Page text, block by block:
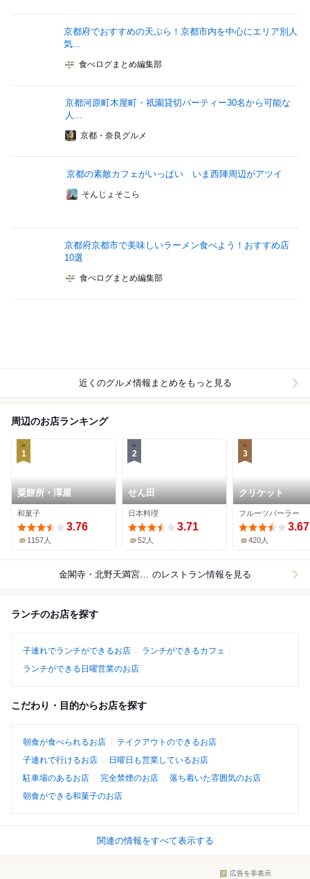
京都府でおすすめの天ぷら！京都市内を中心にエリア別人
気...
食べログまとめ編集部
京都河原町木屋町・祇園貸切パーティー30名から可能な
人...
京都・奈良グルメ
京都の素敵カフェがいっぱい いま西陣周辺がアツイ
そんじょそこら
京都府京都市で美味しいラーメン食べよう！おすすめ店
10選
食べログまとめ編集部
近くのグルメ情報まとめをもっと見る
周辺のお店ランキング
1
粟餅所・澤屋
和菓子
3.76
1157人
2
せん田
日本料理
3.71
52人
3
クリケット
フルーツパーラー
3.67
420人
金閣寺・北野天満宮周辺 のレストラン情報を見る
ランチのお店を探す
子連れでランチができるお店
ランチができるカフェ
ランチができる日曜営業のお店
こだわり・目的からお店を探す
朝食が食べられるお店
テイクアウトのできるお店
子連れで行けるお店
日曜日も営業しているお店
駐車場のあるお店
完全禁煙のお店
落ち着いた雰囲気のお店
朝食ができる和菓子のお店
関連の情報をすべて表示する
広告を非表示